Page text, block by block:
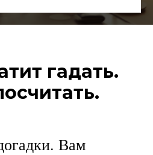
гадать.
Вам